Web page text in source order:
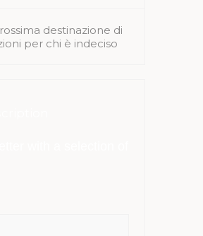
destinazione di
per chi è indeciso